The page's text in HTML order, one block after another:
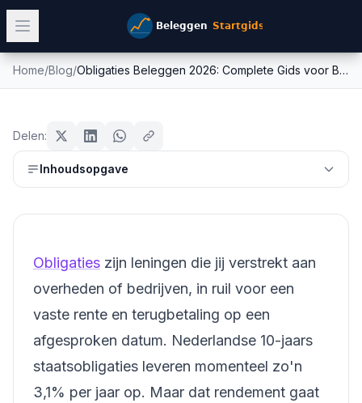
Home/Blog/ Obligaties Beleggen 2026: Complete Gids voor Beginners & ...
Complete Gids voor Beginners & ...
22 februari 202612
Delen:
Inhoudsopgave
Obligaties zijn leningen die jij verstrekt aan
overheden of bedrijven, in ruil voor een
vaste rente en terugbetaling op een
afgesproken datum. Nederlandse 10-jaars
staatsobligaties leveren momenteel zo'n
3,1% per jaar op. Maar dat rendement gaat